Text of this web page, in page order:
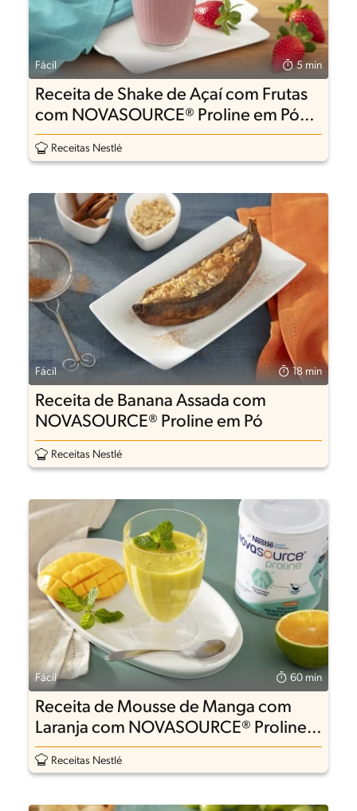
Fácil 5 min
Receita de Shake de Açaí com Frutas
com NOVASOURCE® Proline em Pó
sem sabor
Receitas Nestlé
Fácil 18 min
Receita de Banana Assada com
NOVASOURCE® Proline em Pó
Receitas Nestlé
Fácil 60 min
Receita de Mousse de Manga com
Laranja com NOVASOURCE® Proline
em Pó
Receitas Nestlé